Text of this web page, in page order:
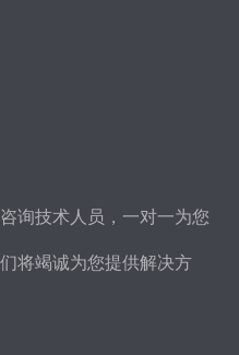
询技术人员，一对一为您
将竭诚为您提供解决方